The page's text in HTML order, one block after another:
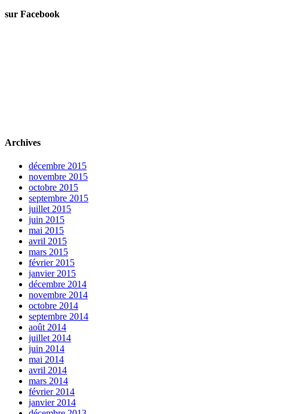
sur Facebook
Archives
décembre 2015
novembre 2015
octobre 2015
septembre 2015
juillet 2015
juin 2015
mai 2015
avril 2015
mars 2015
février 2015
janvier 2015
décembre 2014
novembre 2014
octobre 2014
septembre 2014
août 2014
juillet 2014
juin 2014
mai 2014
avril 2014
mars 2014
février 2014
janvier 2014